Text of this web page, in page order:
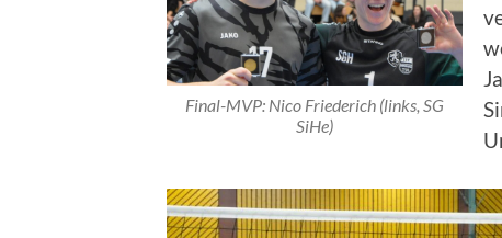
Final-MVP: Nico Friederich (links, SG
SiHe)